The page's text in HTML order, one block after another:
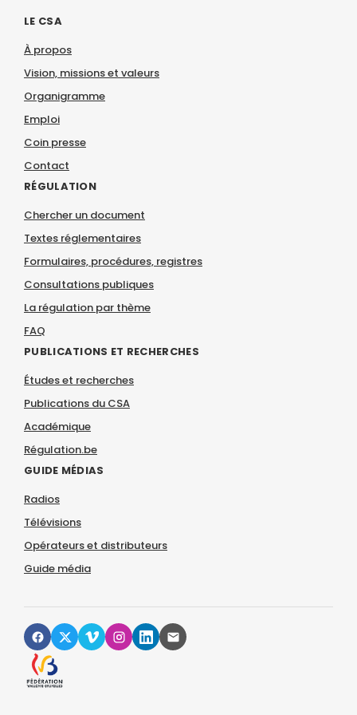
LE CSA
À propos
Vision, missions et valeurs
Organigramme
Emploi
Coin presse
Contact
RÉGULATION
Chercher un document
Textes réglementaires
Formulaires, procédures, registres
Consultations publiques
La régulation par thème
FAQ
PUBLICATIONS ET RECHERCHES
Études et recherches
Publications du CSA
Académique
Régulation.be
GUIDE MÉDIAS
Radios
Télévisions
Opérateurs et distributeurs
Guide média